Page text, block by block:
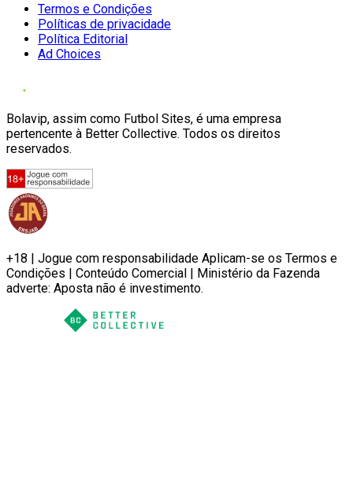
Termos e Condições
Políticas de privacidade
Política Editorial
Ad Choices
Bolavip, assim como Futbol Sites, é uma empresa
pertencente à Better Collective. Todos os direitos
reservados.
+18 | Jogue com responsabilidade Aplicam-se os Termos e
Condições | Conteúdo Comercial | Ministério da Fazenda
adverte: Aposta não é investimento.